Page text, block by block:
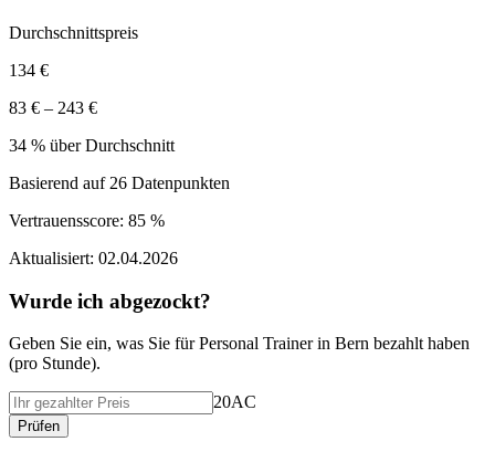
Durchschnittspreis
134 €
83 € – 243 €
34 % über Durchschnitt
Basierend auf 26 Datenpunkten
Vertrauensscore: 85 %
Aktualisiert: 02.04.2026
Wurde ich abgezockt?
Geben Sie ein, was Sie fürPersonal Trainerin Bern bezahlt haben
(pro Stunde).
20AC
Prüfen